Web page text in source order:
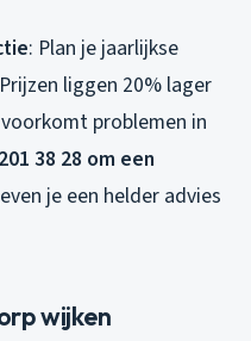
: Plan je jaarlijkse
liggen 20% lager
problemen in
38 28 om een
je een helder advies
wijken